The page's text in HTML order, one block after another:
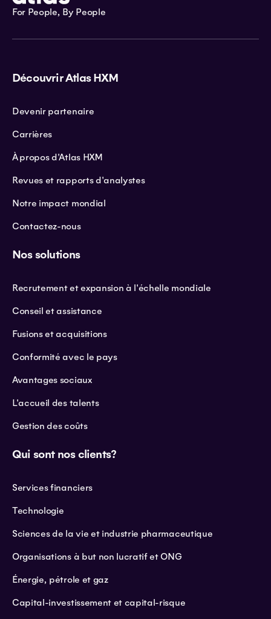
For People, By People
Découvrir Atlas HXM
Devenir partenaire
Carrières
À propos d'Atlas HXM
Revues et rapports d'analystes
Notre impact mondial
Contactez-nous
Nos solutions
Recrutement et expansion à l'échelle mondiale
Conseil et assistance
Fusions et acquisitions
Conformité avec le pays
Avantages sociaux
L'accueil des talents
Gestion des coûts
Qui sont nos clients?
Services financiers
Technologie
Sciences de la vie et industrie pharmaceutique
Organisations à but non lucratif et ONG
Énergie, pétrole et gaz
Capital-investissement et capital-risque